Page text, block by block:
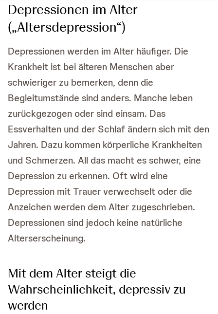
Depressionen im Alter
(„Altersdepression“)
Depressionen werden im Alter häufiger. Die
Krankheit ist bei älteren Menschen aber
schwieriger zu bemerken, denn die
Begleitumstände sind anders. Manche leben
zurückgezogen oder sind einsam. Das
Essverhalten und der Schlaf ändern sich mit den
Jahren. Dazu kommen körperliche Krankheiten
und Schmerzen. All das macht es schwer, eine
Depression zu erkennen. Oft wird eine
Depression mit Trauer verwechselt oder die
Anzeichen werden dem Alter zugeschrieben.
Depressionen sind jedoch keine natürliche
Alterserscheinung.
Mit dem Alter steigt die
Wahrscheinlichkeit, depressiv zu
werden